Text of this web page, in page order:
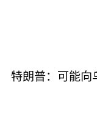
特朗普：可能向